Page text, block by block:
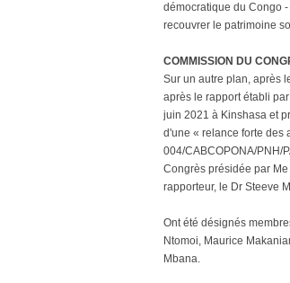
démocratique du Congo
recouvrer le patrimoine
COMMISSION DU
Sur un autre plan, après
après le rapport établi
juin 2021 à Kinshasa et
d'une « relance forte des
004/CABCOPONA/PNH/
Congrès présidée par
rapporteur, le Dr Steeve
Ont été désignés
Ntomoi, Maurice
Mbana.